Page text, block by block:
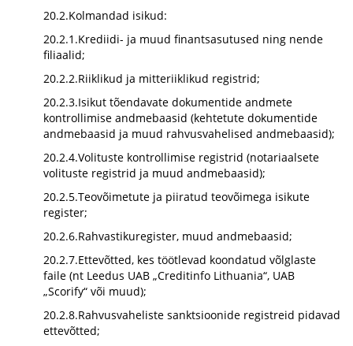
20.2.Kolmandad isikud:
20.2.1.Krediidi- ja muud finantsasutused ning nende
filiaalid;
20.2.2.Riiklikud ja mitteriiklikud registrid;
20.2.3.Isikut tõendavate dokumentide andmete
kontrollimise andmebaasid (kehtetute dokumentide
andmebaasid ja muud rahvusvahelised andmebaasid);
20.2.4.Volituste kontrollimise registrid (notariaalsete
volituste registrid ja muud andmebaasid);
20.2.5.Teovõimetute ja piiratud teovõimega isikute
register;
20.2.6.Rahvastikuregister, muud andmebaasid;
20.2.7.Ettevõtted, kes töötlevad koondatud võlglaste
faile (nt Leedus UAB „Creditinfo Lithuania“, UAB
„Scorify“ või muud);
20.2.8.Rahvusvaheliste sanktsioonide registreid pidavad
ettevõtted;